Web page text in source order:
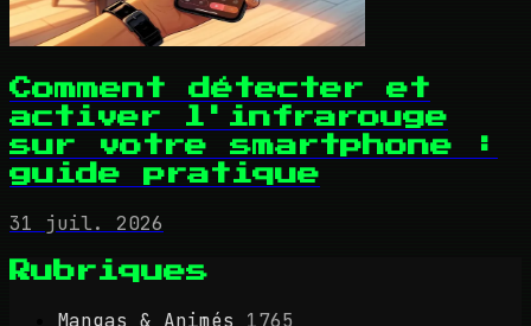
Comment détecter et
activer l'infrarouge
sur votre smartphone :
guide pratique
31 juil. 2026
Rubriques
Mangas & Animés 1765